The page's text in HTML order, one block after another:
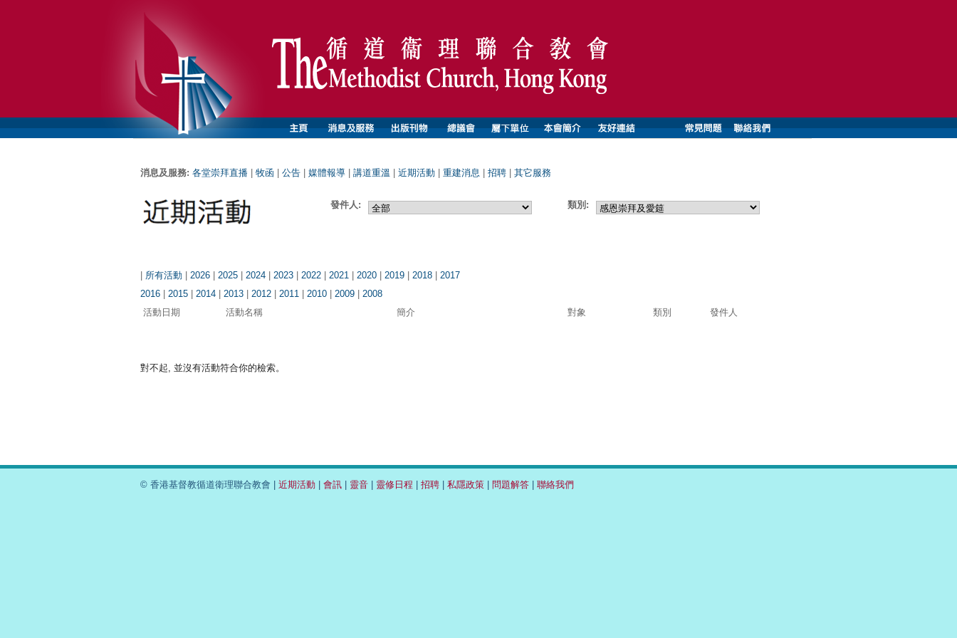
消息及服務: 各堂崇拜直播 牧函 公告 媒體報導 講道重溫 近期活動 重建消息 招聘 其它服務
發件人: 類別:
| 所有活動 | 2026 | 2025 | 2024 | 2023 | 2022 | 2021 | 2020 | 2019 | 2018 | 2017
2016 | 2015 | 2014 | 2013 | 2012 | 2011 | 2010 | 2009 | 2008
活動日期
活動名稱 簡介 對象 類別 發件人
對不起, 並沒有活動符合你的檢索。
© 香港基督教循道衛理聯合教會 | 近期活動 會訊 靈音 靈修日程 招聘 私隱政策 問題解答 聯絡我們